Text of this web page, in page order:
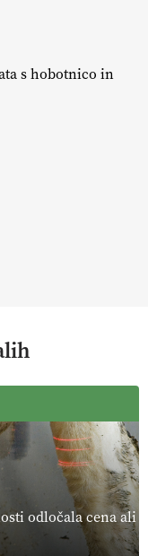
s hobotnico in
odločala cena ali